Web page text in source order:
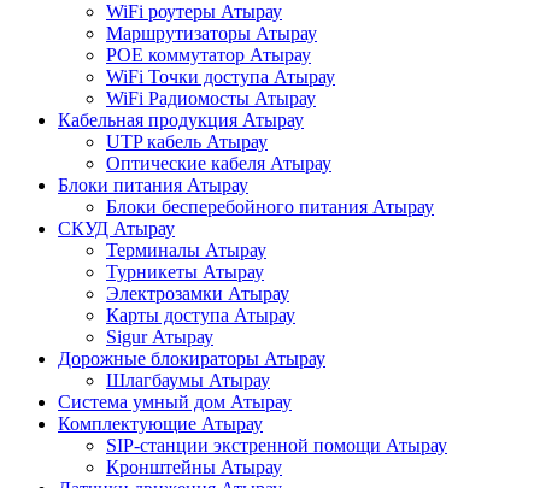
WiFi роутеры Атырау
Маршрутизаторы Атырау
POE коммутатор Атырау
WiFi Точки доступа Атырау
WiFi Радиомосты Атырау
Кабельная продукция Атырау
UTP кабель Атырау
Оптические кабеля Атырау
Блоки питания Атырау
Блоки бесперебойного питания Атырау
СКУД Атырау
Терминалы Атырау
Турникеты Атырау
Электрозамки Атырау
Карты доступа Атырау
Sigur Атырау
Дорожные блокираторы Атырау
Шлагбаумы Атырау
Система умный дом Атырау
Комплектующие Атырау
SIP-станции экстренной помощи Атырау
Кронштейны Атырау